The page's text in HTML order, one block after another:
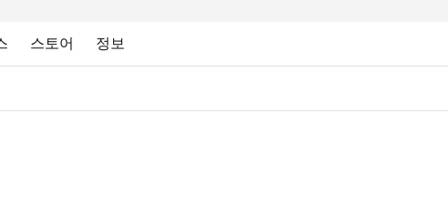
스토어 정보